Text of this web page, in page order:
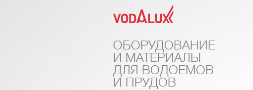
ОБОРУДОВАНИЕ
И МАТЕРИАЛЫ
ДЛЯ ВОДОЕМОВ
И ПРУДОВ